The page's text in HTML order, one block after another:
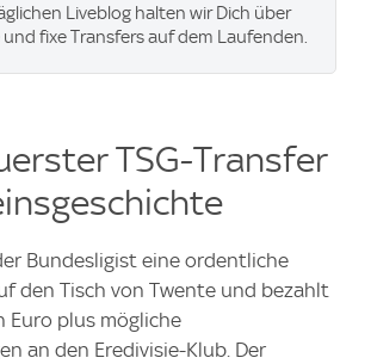
Liveblog halten wir Dich über
fixe Transfers auf dem Laufenden.
TSG-Transfer
Bundesligist eine ordentliche
den Tisch von Twente und bezahlt
Euro plus mögliche
an den Eredivisie-Klub. Der